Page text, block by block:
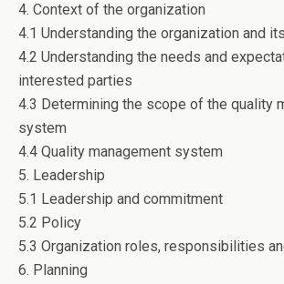
4. Context of the organization
4.1 Understanding the organization and
4.2 Understanding the needs and
interested parties
4.3 Determining the scope of the quality
system
4.4 Quality management system
5. Leadership
5.1 Leadership and commitment
5.2 Policy
5.3 Organization roles, responsibilities
6. Planning